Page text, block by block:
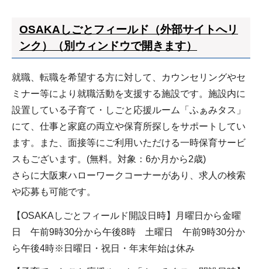
OSAKAしごとフィールド（外部サイトへリ
ンク）（別ウィンドウで開きます）
就職、転職を希望する方に対して、カウンセリングやセ
ミナー等により就職活動を支援する施設です。施設内に
設置している子育て・しごと応援ルーム「ふぁみタス」
にて、仕事と家庭の両立や保育所探しをサポートしてい
ます。また、面接等にご利用いただける一時保育サービ
スもございます。(無料。対象：6か月から2歳)
さらに大阪東ハローワークコーナーがあり、求人の検索
や応募も可能です。
【OSAKAしごとフィールド開設日時】月曜日から金曜
日 午前9時30分から午後8時 土曜日 午前9時30分か
ら午後4時※日曜日・祝日・年末年始は休み